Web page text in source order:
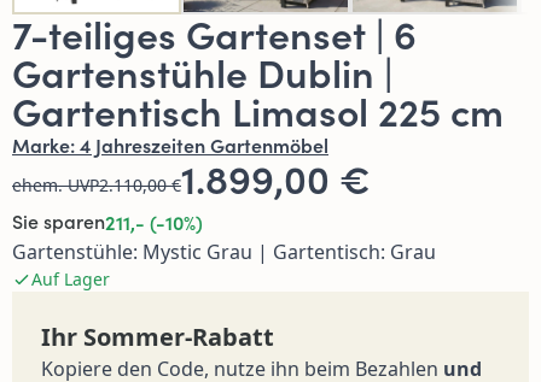
7-teiliges Gartenset | 6
Gartenstühle Dublin |
Gartentisch Limasol 225 cm
Marke:4 Jahreszeiten Gartenmöbel
ehem. UVP2.110,00 €1.899,00 €
Sie sparen211,- (-10%)
Gartenstühle: Mystic Grau | Gartentisch: Grau
Auf Lager
Ihr Sommer-Rabatt
Kopiere den Code, nutze ihn beim Bezahlen und